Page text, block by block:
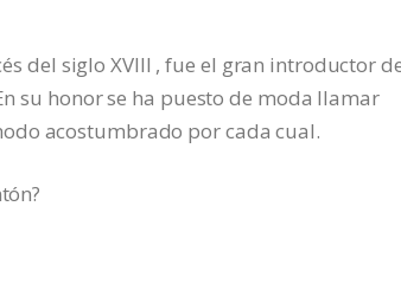
del siglo XVIII , fue el gran introductor
su honor se ha puesto de moda llamar
acostumbrado por cada cual.